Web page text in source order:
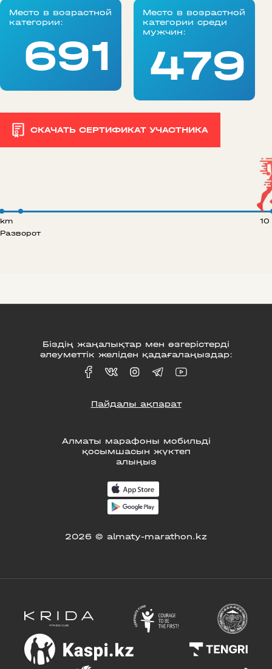
Место в возрастной
категории:
691
Место в возрастной
категории среди
мужчин:
479
СКАЧАТЬ СЕРТИФИКАТ УЧАСТНИКА
Разворот
10
Алматы марафоны мобильді
қосымшасын жүктеп
алыңыз
2026 © almaty-marathon.kz
Біздің жаңалықтар мен өзгерістерді
әлеуметтік желіден қадағалаңыздар:
Пайдалы ақпарат